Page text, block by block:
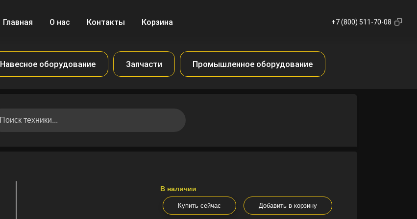
Главная О нас Контакты Корзина +7 (800) 511-70-08
Навесное оборудование Запчасти Промышленное оборудование
В наличии
Купить сейчас Добавить в корзину